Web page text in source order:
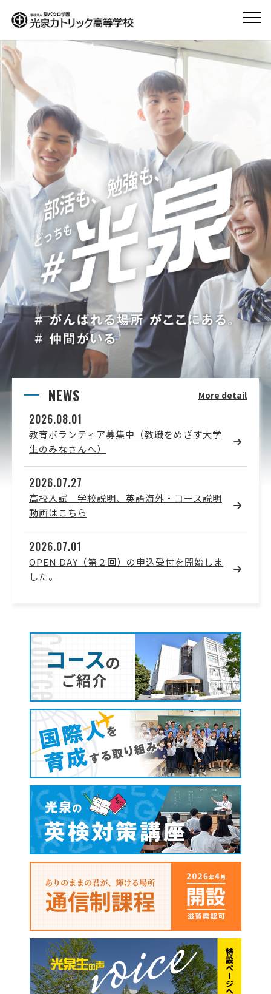
NEWS More detail
2026.08.01
教育ボランティア募集中（教職をめざす大学
生のみなさんへ）
2026.07.27
高校入試 学校説明、英語海外・コース説明
動画はこちら
2026.07.01
OPEN DAY（第２回）の申込受付を開始しま
した。